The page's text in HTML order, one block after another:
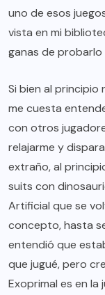
uno de esos
vista en mi
ganas de probarlo
Si bien al principio
me cuesta
con otros
relajarme y
extraño, al
suits con
Artificial que se
concepto, hasta
entendió que
que jugué, pero
Exoprimal es en la